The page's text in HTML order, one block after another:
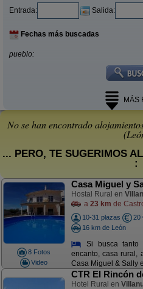
Entrada: Salida:
Fechas más buscadas
pueblo:
MÁS
No se han encontrado
... PERO, TE SUGERIMOS
:
8 Fotos
Video
Casa Miguel y
Hostal Rural en
a 23 km de
10-31 plazas
20
16 km de León
Si busca tanto
encanto, casa rural,
Casa Miguel & Sally
CTR El Rincón
Hotel Rural en